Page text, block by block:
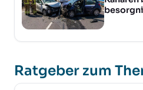
Ratgeber zum